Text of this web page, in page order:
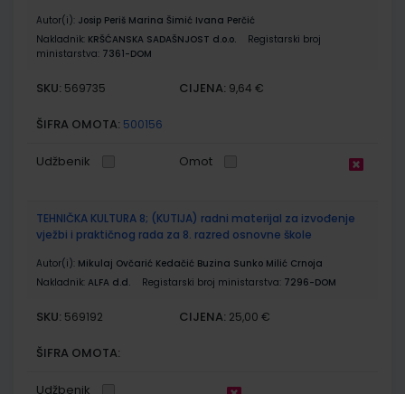
Autor(i): Josip Periš Marina Šimić Ivana Perčić
Nakladnik: KRŠĆANSKA SADAŠNJOST d.o.o.
Registarski broj
ministarstva: 7361-DOM
SKU: 569735 CIJENA: 9,64 €
ŠIFRA OMOTA: 500156
Udžbenik Omot
TEHNIČKA KULTURA 8; (KUTIJA) radni materijal za izvođenje
vježbi i praktičnog rada za 8. razred osnovne škole
Autor(i): Mikulaj Ovčarić Kedačić Buzina Sunko Milić Crnoja
Nakladnik: ALFA d.d. Registarski broj ministarstva: 7296-DOM
SKU: 569192 CIJENA: 25,00 €
ŠIFRA OMOTA:
Udžbenik